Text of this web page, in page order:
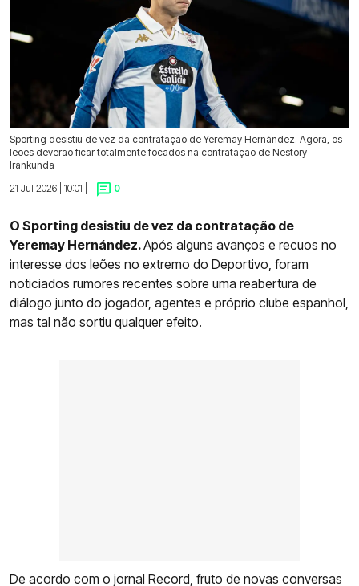
Sporting desistiu de vez da contratação de Yeremay Hernández. Agora, os
leões deverão ficar totalmente focados na contratação de Nestory
Irankunda
21 Jul 2026 | 10:01 |
0
O Sporting desistiu de vez da contratação de
Yeremay Hernández.Após alguns avanços e recuos no
interesse dos leões no extremo do Deportivo, foram
noticiados rumores recentes sobre uma reabertura de
diálogo junto do jogador, agentes e próprio clube espanhol,
mas tal não sortiu qualquer efeito.
De acordo com o jornal Record, fruto de novas conversas